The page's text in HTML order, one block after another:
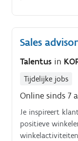
gebitsreiniging.
Sales advisor
Talentus in
Tijdelijke jobs
Online sinds 7
Je inspireert
positieve